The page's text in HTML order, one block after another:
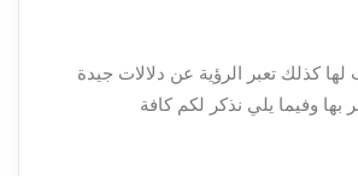
كذلك تعبر الرؤية عن دلالات جيدة
وفيما يلي نذكر لكم كافة